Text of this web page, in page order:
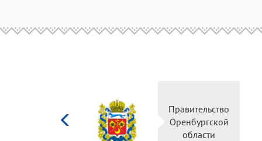
Правительство
Оренбургской
области